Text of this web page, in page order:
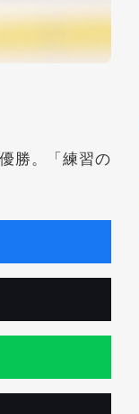
勝。「練習の